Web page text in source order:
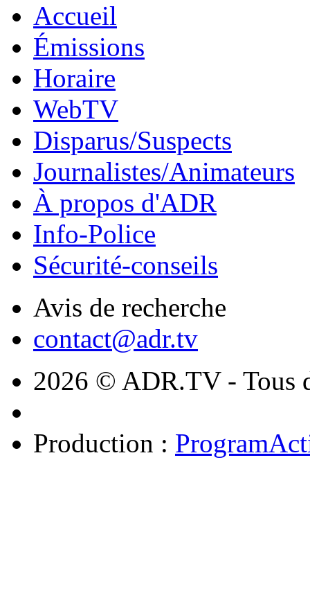
Accueil
Émissions
Horaire
WebTV
Disparus/Suspects
Journalistes/Animateurs
À propos d'ADR
Info-Police
Sécurité-conseils
Avis de recherche
contact@adr.tv
2026 © ADR.TV - Tous
Production :